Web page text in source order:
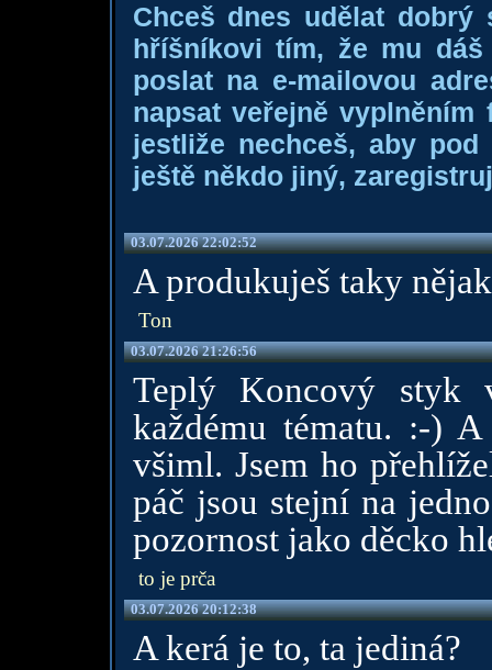
Chceš dnes udělat dobrý
hříšníkovi tím, že mu
poslat na e-mailovou
napsat veřejně
jestliže nechceš, aby
ještě někdo jiný,
03.07.2026 22:02:52
A produkuješ taky
Ton
03.07.2026 21:26:56
Teplý Koncový styk
každému tématu. :-)
všiml. Jsem ho
páč jsou stejní na
pozornost jako děcko
to je prča
03.07.2026 20:12:38
A kerá je to, ta jediná?